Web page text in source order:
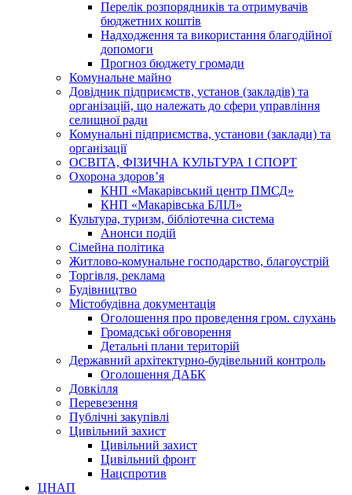
Перелік розпорядників та отримувачів
бюджетних коштів
Надходження та використання благодійної
допомоги
Прогноз бюджету громади
Комунальне майно
Довідник підприємств, установ (закладів) та
організацій, що належать до сфери управління
селищної ради
Комунальні підприємства, установи (заклади) та
організації
ОСВІТА, ФІЗИЧНА КУЛЬТУРА І СПОРТ
Охорона здоров’я
КНП «Макарівський центр ПМСД»
КНП «Макарівська БЛІЛ»
Культура, туризм, бібліотечна система
Анонси подій
Сімейна політика
Житлово-комунальне господарство, благоустрій
Торгівля, реклама
Будівництво
Містобудівна документація
Оголошення про проведення гром. слухань
Громадські обговорення
Детальні плани територій
Державний архітектурно-будівельний контроль
Оголошення ДАБК
Довкілля
Перевезення
Публічні закупівлі
Цивільний захист
Цивільний захист
Цивільний фронт
Нацспротив
ЦНАП